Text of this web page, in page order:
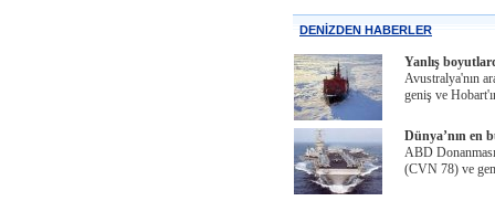
DENİZDEN HABERLER
Yanlış
Avustralya'nın
geniş ve
Dünya’nın en
ABD
(CVN 78) ve